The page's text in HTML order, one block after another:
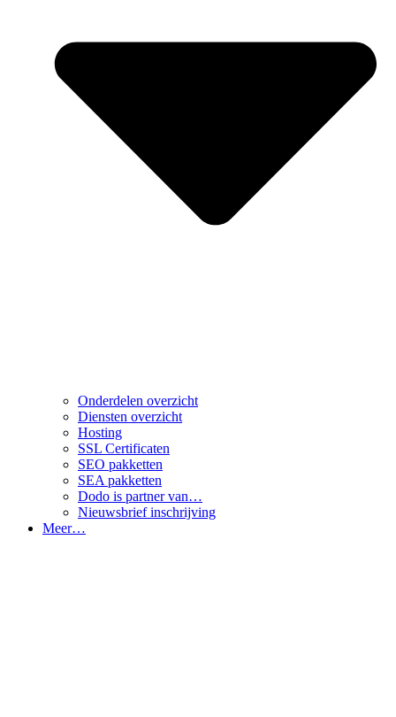
Onderdelen overzicht
Diensten overzicht
Hosting
SSL Certificaten
SEO pakketten
SEA pakketten
Dodo is partner van…
Nieuwsbrief inschrijving
Meer…